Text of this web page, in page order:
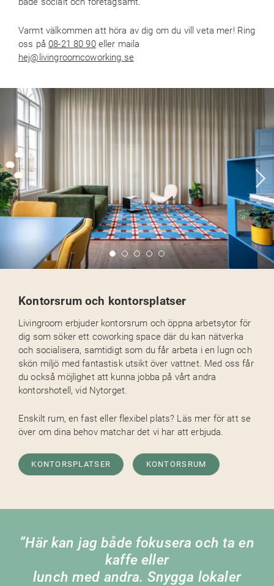
Varmt välkommen att höra av dig om du vill veta mer! Ring
oss på08-21 80 90eller maila
hej@livingroomcoworking.se
Kontorsrum och kontorsplatser
Livingroom erbjuder kontorsrum och öppna arbetsytor för
dig som söker ett coworking space där du kan nätverka
och socialisera, samtidigt som du får arbeta i en lugn och
skön miljö med fantastisk utsikt över vattnet. Med oss får
du också möjlighet att kunna jobba på vårt andra
kontorshotell, vid Nytorget.
Enskilt rum, en fast eller flexibel plats? Läs mer för att se
över om dina behov matchar det vi har att erbjuda.
KONTORSPLATSER KONTORSRUM
Här kan jag både fokusera och ta en
kaffe eller
lunch med andra. Snygga lokaler